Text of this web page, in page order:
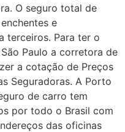
O seguro total de
e
terceiros. Para ter o
Paulo a corretora de
a cotação de Preços
Seguradoras. A Porto
de carro tem
por todo o Brasil com
das oficinas